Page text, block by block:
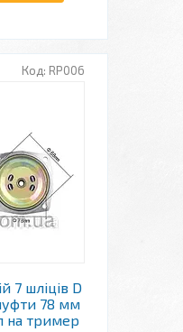
RP006
7 шліців D
78 мм
на тример